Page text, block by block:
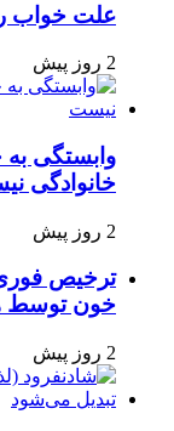
علت خواب
2 روز پیش
وابستگی
خانوادگی
2 روز پیش
ترخیص
خون توسط
2 روز پیش